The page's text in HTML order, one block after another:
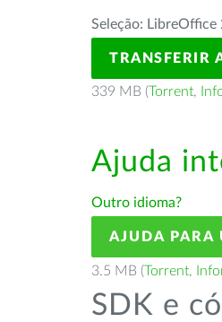
Seleção:
TRANSFERIR
339 MB (Torrent,
Ajuda
Outro idioma?
AJUDA PARA
3.5 MB (Torrent,
SDK e